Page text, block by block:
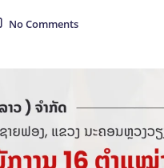
No Comments